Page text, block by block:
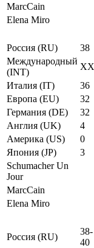
MarcCain
Elena Miro
Россия (RU)
38
Международный
(INT)
Италия (IT)
36
Европа (EU)
32
Германия (DE)
32
Англия (UK)
4
Америка (US)
0
Япония (JP)
3
Schumacher Un
Jour
MarcCain
Elena Miro
Россия (RU)
38-
40